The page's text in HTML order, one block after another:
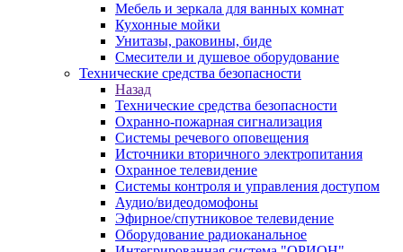
Мебель и зеркала для ванных комнат
Кухонные мойки
Унитазы, раковины, биде
Смесители и душевое оборудование
Технические средства безопасности
Назад
Технические средства безопасности
Охранно-пожарная сигнализация
Системы речевого оповещения
Источники вторичного электропитания
Охранное телевидение
Системы контроля и управления доступом
Аудио/видеодомофоны
Эфирное/спутниковое телевидение
Оборудование радиоканальное